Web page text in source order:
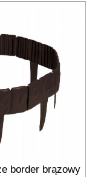
border brązowy